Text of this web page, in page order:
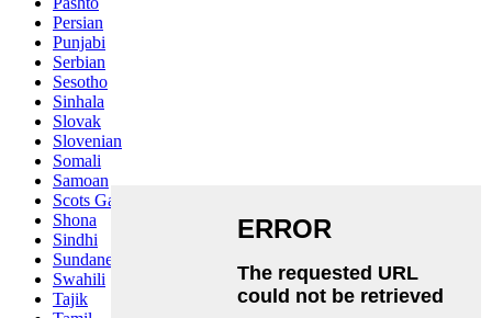
Persian
Punjabi
Serbian
Sesotho
Sinhala
Slovak
Slovenian
Somali
Samoan
Scots Gaelic
Shona
Sindhi
Sundanese
Swahili
Tajik